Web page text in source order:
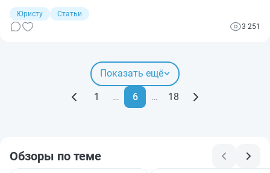
ответственности.
Юристу
Статьи
3 251
Показать ещё
1 … 6 … 18
Обзоры по теме